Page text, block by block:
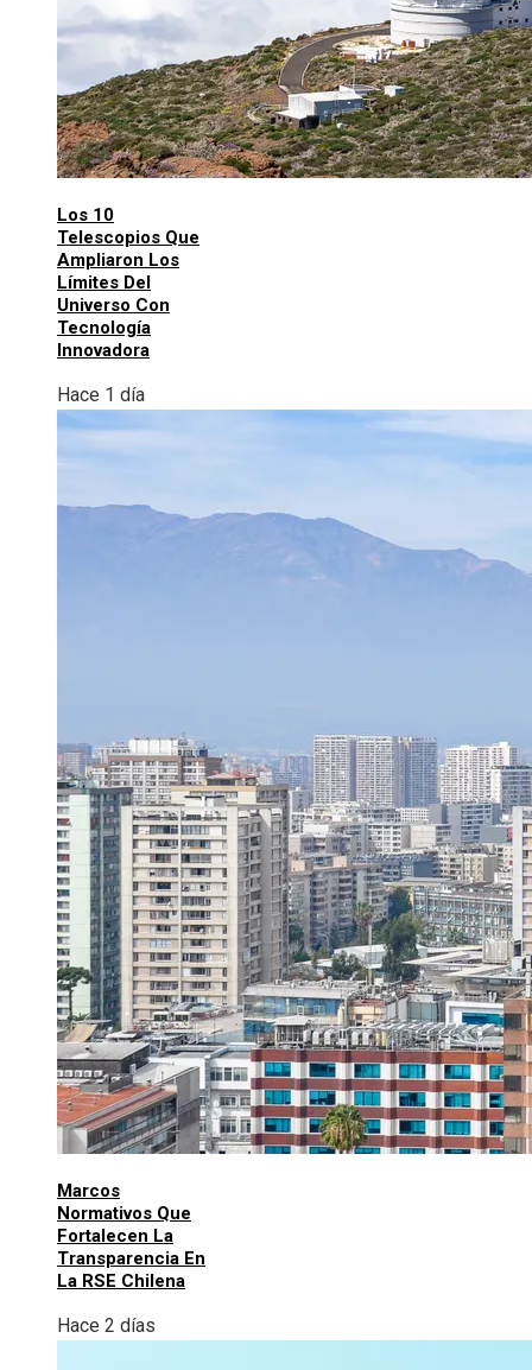
Los 10
Telescopios Que
Ampliaron Los
Límites Del
Universo Con
Tecnología
Innovadora
Hace 1 día
Marcos
Normativos Que
Fortalecen La
Transparencia En
La RSE Chilena
Hace 2 días